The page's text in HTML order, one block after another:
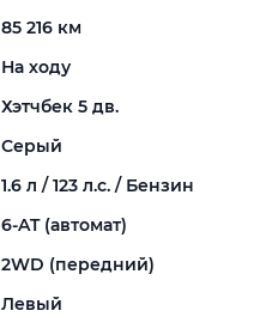
85 216 км
На ходу
Хэтчбек 5 дв.
Серый
1.6 л / 123 л.с. / Бензин
6-AT (автомат)
2WD (передний)
Левый